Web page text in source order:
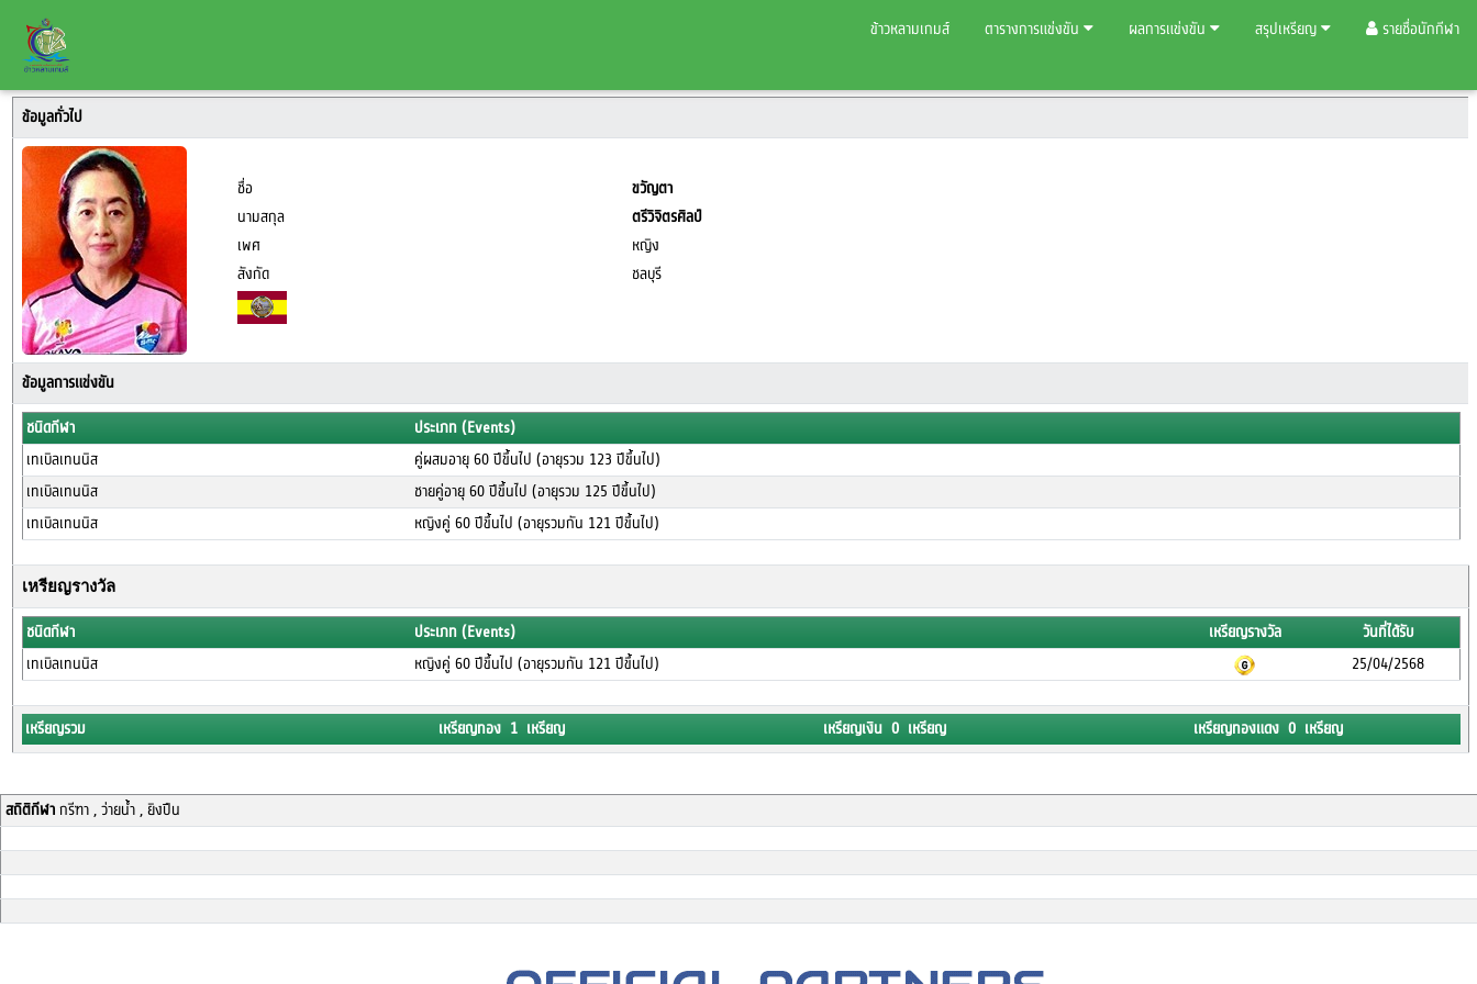
ข้าวหลามเกมส์ ตารางการแข่งขัน ผลการแข่งขัน สรุปเหรียญ รายชื่อนักกีฬา
ข้อมูลทั่วไป
ชื่อ
ขวัญตา
นามสกุล
ตรีวิจิตรศิลป์
เพศ
หญิง
สังกัด
ชลบุรี
ข้อมูลการแข่งขัน
ชนิดกีฬา
ประเภท (Events)
เทเบิลเทนนิส
คู่ผสมอายุ 60 ปีขึ้นไป (อายุรวม 123 ปีขึ้นไป)
เทเบิลเทนนิส
ชายคู่อายุ 60 ปีขึ้นไป (อายุรวม 125 ปีขึ้นไป)
เทเบิลเทนนิส
หญิงคู่ 60 ปีขึ้นไป (อายุรวมกัน 121 ปีขึ้นไป)
เหรียญรางวัล
ชนิดกีฬา ประเภท (Events) เหรียญรางวัล
วันที่ได้รับ
เทเบิลเทนนิส
หญิงคู่ 60 ปีขึ้นไป (อายุรวมกัน 121 ปีขึ้นไป) 25/04/2568
เหรียญรวม เหรียญทอง 1 เหรียญ เหรียญเงิน 0 เหรียญ เหรียญทองแดง 0 เหรียญ
สถิติกีฬากรีฑา , ว่ายน้ำ , ยิงปืน